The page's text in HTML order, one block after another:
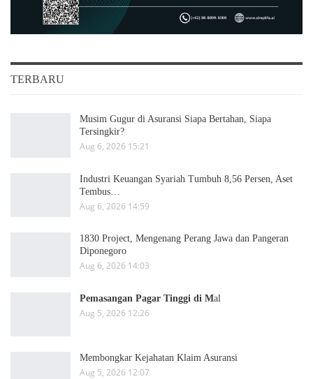
TERBARU
Musim Gugur di Asuransi Siapa Bertahan, Siapa
Tersingkir?
Aug 6, 2026 15:21
Industri Keuangan Syariah Tumbuh 8,56 Persen, Aset
Tembus…
Aug 6, 2026 14:59
1830 Project, Mengenang Perang Jawa dan Pangeran
Diponegoro
Aug 6, 2026 14:03
Pemasangan Pagar Tinggi di Mal
Aug 5, 2026 12:26
Membongkar Kejahatan Klaim Asuransi
Aug 5, 2026 12:07